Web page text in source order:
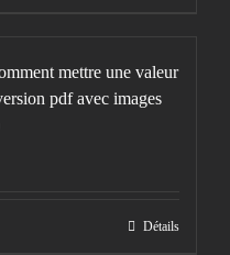
mettre une valeur
pdf avec images
Détails